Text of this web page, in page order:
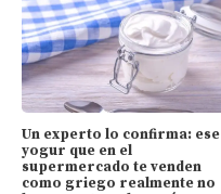
Un experto lo confirma: ese
yogur que en el
supermercado te venden
como griego realmente no